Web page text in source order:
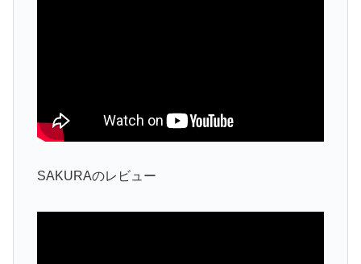
SAKURAのレビュー